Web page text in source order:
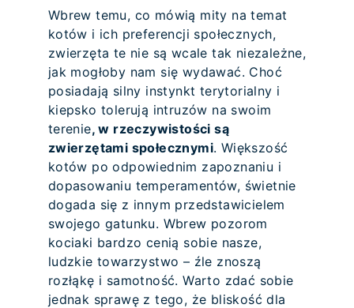
Wbrew temu, co mówią mity na temat
kotów i ich preferencji społecznych,
zwierzęta te nie są wcale tak niezależne,
jak mogłoby nam się wydawać. Choć
posiadają silny instynkt terytorialny i
kiepsko tolerują intruzów na swoim
terenie, w rzeczywistości są
zwierzętami społecznymi. Większość
kotów po odpowiednim zapoznaniu i
dopasowaniu temperamentów, świetnie
dogada się z innym przedstawicielem
swojego gatunku. Wbrew pozorom
kociaki bardzo cenią sobie nasze,
ludzkie towarzystwo – źle znoszą
rozłąkę i samotność. Warto zdać sobie
jednak sprawę z tego, że bliskość dla